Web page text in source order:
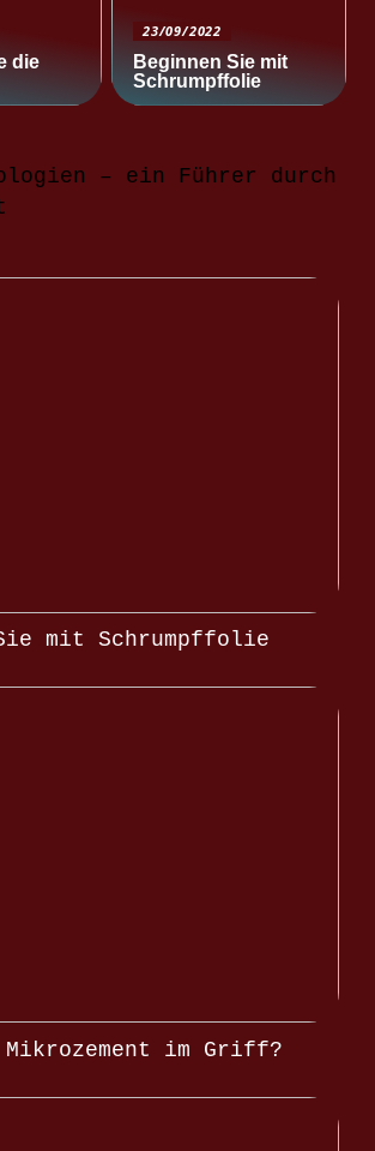
die
23/09/2022
Beginnen Sie mit
Schrumpffolie
– ein Führer durch
mit Schrumpffolie
Mikrozement im Griff?